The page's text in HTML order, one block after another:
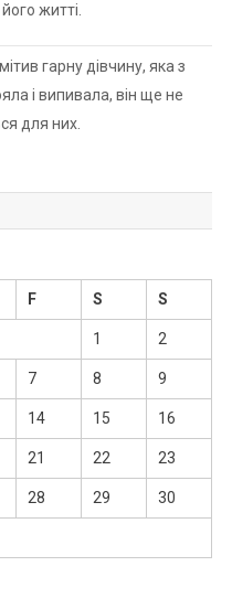
житті.
гарну дівчину, яка з
і випивала, він ще не
для них.
F S S
1 2
7 8 9
14 15 16
21 22 23
28 29 30